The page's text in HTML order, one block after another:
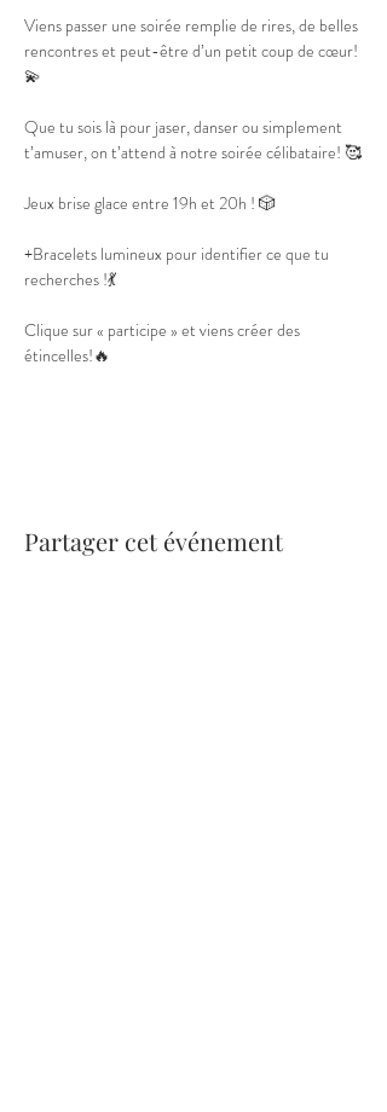
Viens passer une soirée remplie de rires, de belles
rencontres et peut-être d’un petit coup de cœur!
💫
Que tu sois là pour jaser, danser ou simplement
t’amuser, on t’attend à notre soirée célibataire! 🥰
Jeux brise glace entre 19h et 20h ! 🎲
+Bracelets lumineux pour identifier ce que tu
recherches !💃
Clique sur « participe » et viens créer des
étincelles!🔥
Partager cet événement